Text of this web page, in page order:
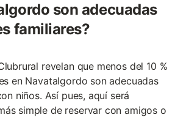
son adecuadas
familiares?
revelan que menos del 10 %
en Navatalgordo son adecuadas
niños. Así pues, aquí será
simple de reservar con amigos o